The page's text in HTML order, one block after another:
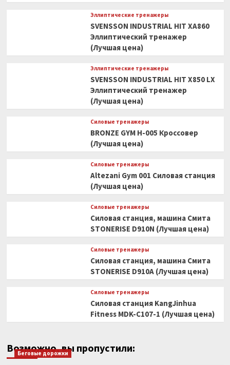
Эллиптические тренажеры
SVENSSON INDUSTRIAL HIT XA860
Эллиптический тренажер
(Лучшая цена)
Эллиптические тренажеры
SVENSSON INDUSTRIAL HIT X850 LX
Эллиптический тренажер
(Лучшая цена)
Силовые тренажеры
BRONZE GYM H-005 Кроссовер
(Лучшая цена)
Силовые тренажеры
Altezani Gym 001 Силовая станция
(Лучшая цена)
Силовые тренажеры
Силовая станция, машина Смита
STONERISE D910N (Лучшая цена)
Силовые тренажеры
Силовая станция, машина Смита
STONERISE D910A (Лучшая цена)
Силовые тренажеры
Силовая станция KangJinhua
Fitness MDK-C107-1 (Лучшая цена)
Возможно, вы пропустили:
Беговые дорожки